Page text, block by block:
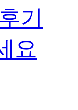
기
요